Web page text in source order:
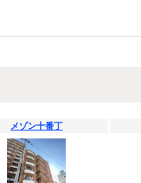
メゾン十番丁